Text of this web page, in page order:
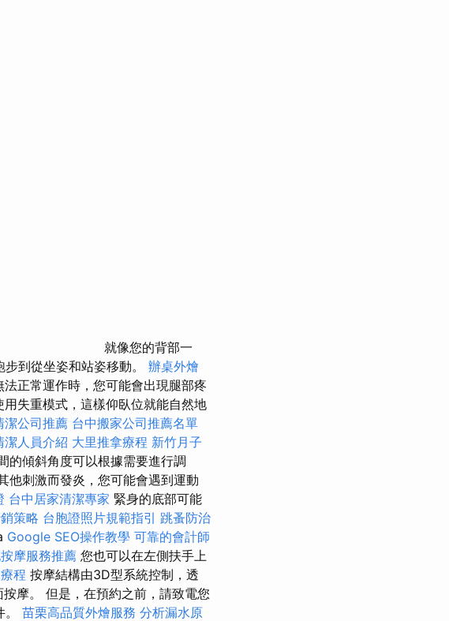
就像您的背部一
到從坐姿和站姿移動。 辦桌外燴
正常運作時，您可能會出現腿部疼
失重模式，這樣仰臥位就能自然地
潔公司推薦 台中搬家公司推薦名單
潔人員介紹 大里推拿療程 新竹月子
的傾斜角度可以根據需要進行調
他刺激而發炎，您可能會遇到運動
台中居家清潔專家 緊身的底部可能
策略 台胞證照片規範指引 跳蚤防治
Google SEO操作教學 可靠的會計師
摩服務推薦 您也可以在左側扶手上
程 按摩結構由3D型系統控制，透
摩。 但是，在預約之前，請致電您
苗栗高品質外燴服務 分析漏水原